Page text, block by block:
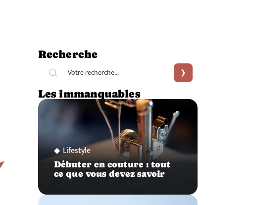
Recherche
Les immanquables
Lifestyle
Débuter en couture : tout
ce que vous devez savoir